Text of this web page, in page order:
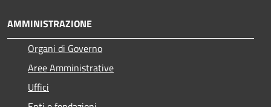
AMMINISTRAZIONE
Organi di Governo
Aree Amministrative
Uffici